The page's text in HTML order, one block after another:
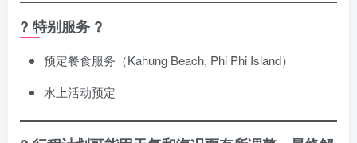
? 特别服务 ?
预定餐食服务（Kahung Beach, Phi Phi Island）
水上活动预定